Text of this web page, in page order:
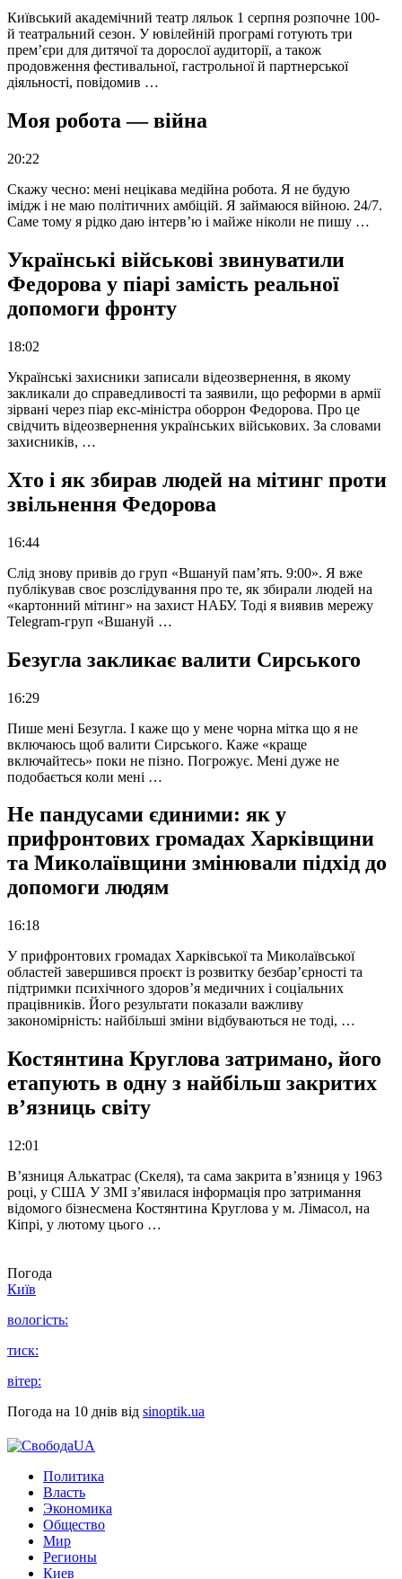
Київський академічний театр ляльок 1 серпня розпочне 100-
й театральний сезон. У ювілейній програмі готують три
прем’єри для дитячої та дорослої аудиторії, а також
продовження фестивальної, гастрольної й партнерської
діяльності, повідомив …
Моя робота — війна
20:22
Скажу чесно: мені нецікава медійна робота. Я не будую
імідж і не маю політичних амбіцій. Я займаюся війною. 24/7.
Саме тому я рідко даю інтерв’ю і майже ніколи не пишу …
Українські військові звинуватили
Федорова у піарі замість реальної
допомоги фронту
18:02
Українські захисники записали відеозвернення, в якому
закликали до справедливості та заявили, що реформи в армії
зірвані через піар екс-міністра оборрон Федорова. Про це
свідчить відеозвернення українських військових. За словами
захисників, …
Хто і як збирав людей на мітинг проти
звільнення Федорова
16:44
Слід знову привів до груп «Вшануй пам’ять. 9:00». Я вже
публікував своє розслідування про те, як збирали людей на
«картонний мітинг» на захист НАБУ. Тоді я виявив мережу
Telegram-груп «Вшануй …
Безугла закликає валити Сирського
16:29
Пише мені Безугла. І каже що у мене чорна мітка що я не
включаюсь щоб валити Сирського. Каже «краще
включайтесь» поки не пізно. Погрожує. Мені дуже не
подобається коли мені …
Не пандусами єдиними: як у
прифронтових громадах Харківщини
та Миколаївщини змінювали підхід до
допомоги людям
16:18
У прифронтових громадах Харківської та Миколаївської
областей завершився проєкт із розвитку безбар’єрності та
підтримки психічного здоров’я медичних і соціальних
працівників. Його результати показали важливу
закономірність: найбільші зміни відбуваються не тоді, …
Костянтина Круглова затримано, його
етапують в одну з найбільш закритих
в’язниць світу
12:01
В’язниця Алькатрас (Скеля), та сама закрита в’язниця у 1963
році, у США У ЗМІ з’явилася інформація про затримання
відомого бізнесмена Костянтина Круглова у м. Лімасол, на
Кіпрі, у лютому цього …
Погода
Київ
вологість:
тиск:
вітер:
Погода на 10 днів від sinoptik.ua
Политика
Власть
Экономика
Общество
Мир
Регионы
Киев